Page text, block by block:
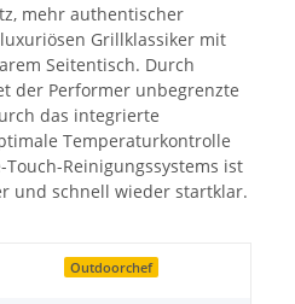
mehr authentischer
Grillklassiker mit
Seitentisch. Durch
der Performer unbegrenzte
das integrierte
Temperaturkontrolle
Reinigungssystems ist
und schnell wieder startklar.
Outdoorchef